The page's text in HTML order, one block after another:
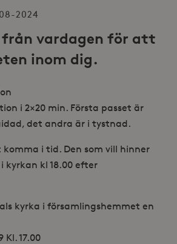
2024
från vardagen för att
inom dig.
i 2×20 min. Första passet är
det andra är i tystnad.
i tid. Den som vill hinner
kyrkan kl 18.00 efter
kyrka i församlingshemmet en
Kl. 17.00